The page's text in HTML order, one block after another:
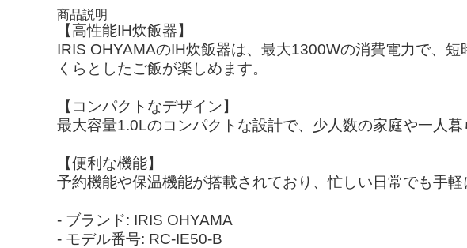
商品説明
【高性能IH炊飯器】
IRIS OHYAMAのIH炊飯器は、最大1300Wの消費電力で、
くらとしたご飯が楽しめます。
【コンパクトなデザイン】
最大容量1.0Lのコンパクトな設計で、少人数の家庭や一人
【便利な機能】
予約機能や保温機能が搭載されており、忙しい日常でも手
- ブランド: IRIS OHYAMA
- モデル番号: RC-IE50-B